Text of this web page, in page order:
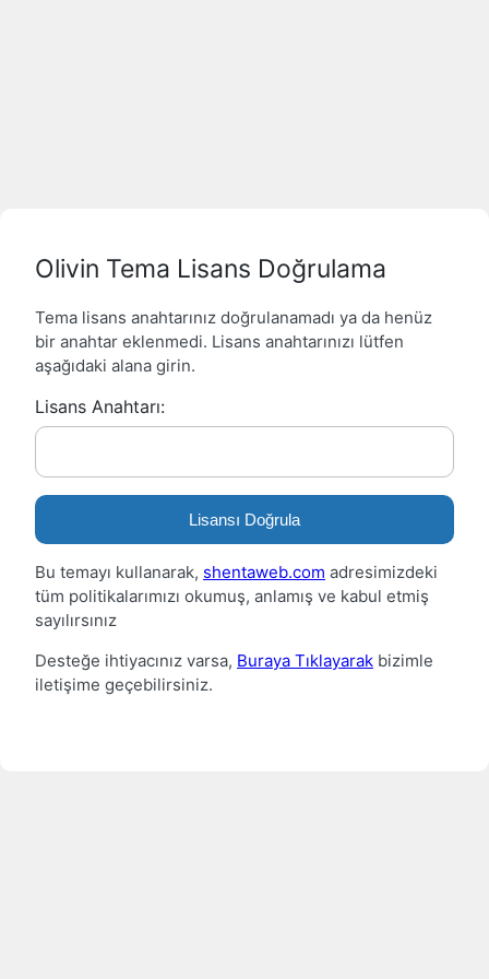
Olivin Tema Lisans Doğrulama
Tema lisans anahtarınız doğrulanamadı ya da henüz
bir anahtar eklenmedi. Lisans anahtarınızı lütfen
aşağıdaki alana girin.
Lisans Anahtarı:
Lisansı Doğrula
Bu temayı kullanarak, shentaweb.com adresimizdeki
tüm politikalarımızı okumuş, anlamış ve kabul etmiş
sayılırsınız
Desteğe ihtiyacınız varsa, Buraya Tıklayarak bizimle
iletişime geçebilirsiniz.